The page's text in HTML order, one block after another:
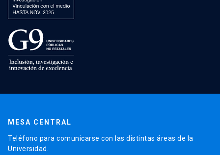
MESA CENTRAL
Teléfono para comunicarse con las distintas áreas de la
Universidad.